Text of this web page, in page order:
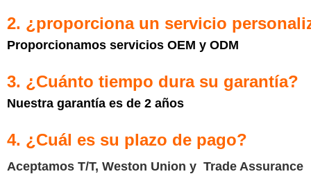
2. ¿proporciona un servicio
Proporcionamos servicios OEM y ODM
3. ¿Cuánto tiempo dura su garantía?
Nuestra garantía es de 2 años
4. ¿Cuál es su plazo de pago?
Aceptamos T/T, Weston Union y Trade Assurance